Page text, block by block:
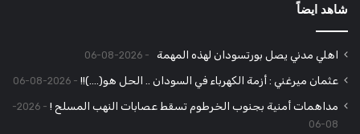
شاهد ايضاً
اهلي مدني يصل بورتسودان لهذه المهمة 2026-08-06
عثمان ميرغني : أزمة الكهرباء في السودان .. الحل هو(….)!! 2026-08-06
مداهمات أمنية بجنوب الخرطوم تسقط عصابات النهب المسلح !
2026-
08-06